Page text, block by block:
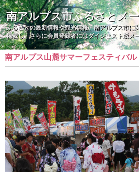
南アルプス市ふるさとメ
ふるさとの最新情報や観光情報、南アルプス市に
掲載し、さらに会員登録者にはダイジェスト版メ
南アルプス山麓サマーフェスティバル